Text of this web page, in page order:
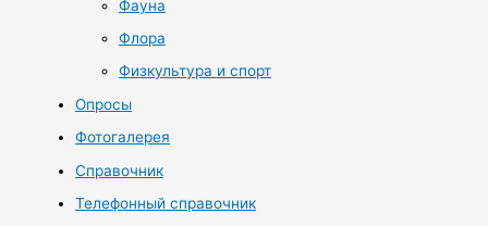
Фауна
Флора
Физкультура и спорт
Опросы
Фотогалерея
Справочник
Телефонный справочник